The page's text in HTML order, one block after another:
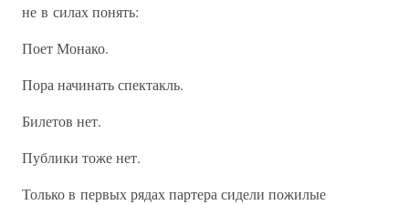
не в силах понять:
Поет Монако.
Пора начинать спектакль.
Билетов нет.
Публики тоже нет.
Только в первых рядах партера сидели пожилые